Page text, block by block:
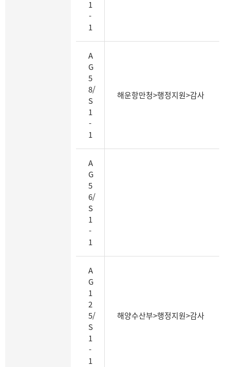
주
1
-
1
A
G
5
8/
S
1
-
1
해운항만청>행정지원>감사
A
G
5
6/
S
1
-
1
A
G
1
2
5/
S
1
-
1
해양수산부>행정지원>감사